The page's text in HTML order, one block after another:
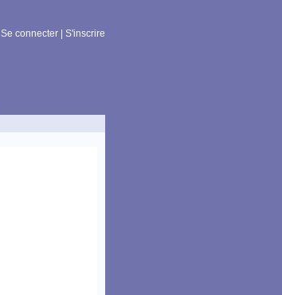
Se connecter S'inscrire